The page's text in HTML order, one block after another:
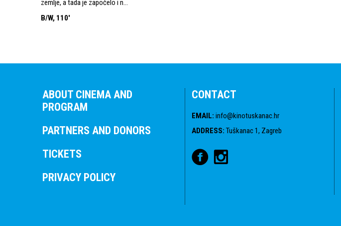
zemlje, a tada je započelo i n...
B/W, 110'
ABOUT CINEMA AND
PROGRAM
PARTNERS AND DONORS
TICKETS
PRIVACY POLICY
CONTACT
EMAIL: info@kinotuskanac.hr
ADDRESS: Tuškanac 1, Zagreb